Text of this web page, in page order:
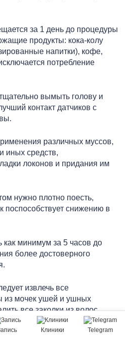
за 1 день до процедуры
продукты: кока-колу
напитки), кофе,
потребление
вымыть голову и
контакт датчиков с
различных муссов,
иных средств,
локонов и придания им
нужно плотно поесть,
поспособствует снижению в
как минимум за 5 часов до
более достоверного
извлечь все
из мочек ушей и ушных
все заколки из волос.
то следует воздержаться
Клиники Telegram